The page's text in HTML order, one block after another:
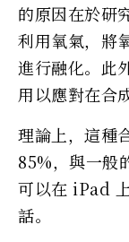
的原因在於研
利用氧氣，將
進行融化。此
用以應對在合
理論上，這種
85%，與一般
可以在 iPad
話。